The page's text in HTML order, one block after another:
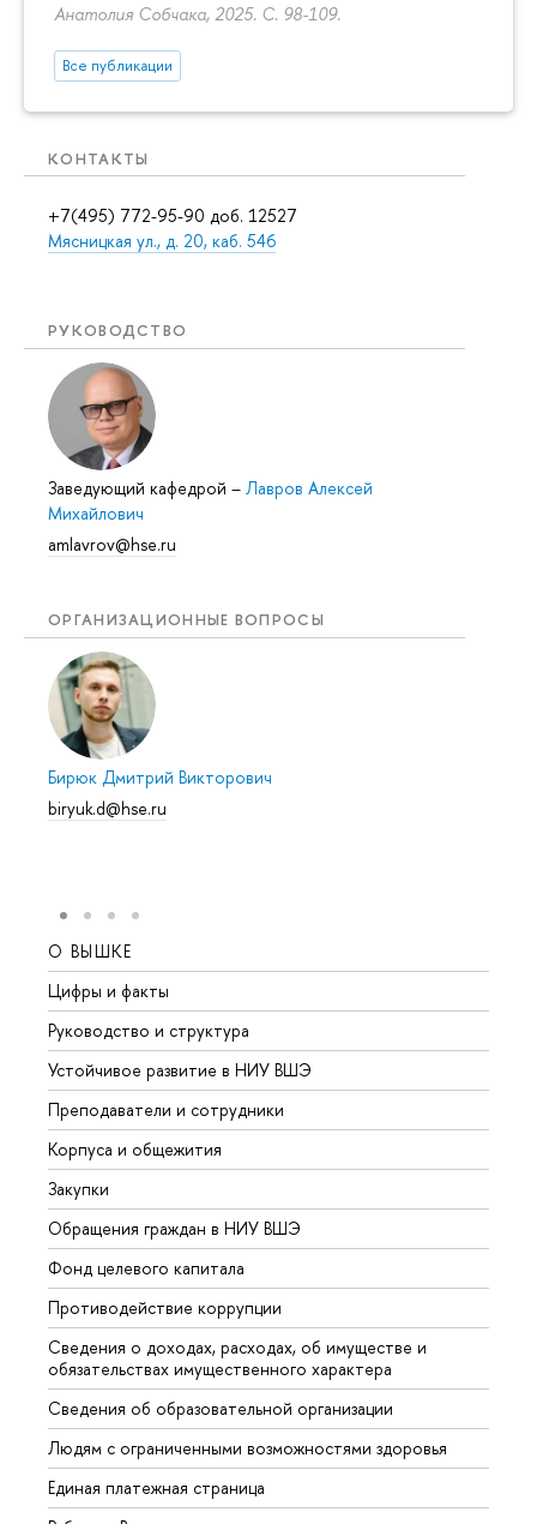
Анатолия Собчака, 2025. С. 98-109.
Все публикации
КОНТАКТЫ
+7(495) 772-95-90 доб. 12527
Мясницкая ул., д. 20, каб. 546
РУКОВОДСТВО
Заведующий кафедрой – Лавров Алексей
Михайлович
amlavrov@hse.ru
ОРГАНИЗАЦИОННЫЕ ВОПРОСЫ
Бирюк Дмитрий Викторович
biryuk.d@hse.ru
О ВЫШКЕ
Цифры и факты
Руководство и структура
Устойчивое развитие в НИУ ВШЭ
Преподаватели и сотрудники
Корпуса и общежития
Закупки
Обращения граждан в НИУ ВШЭ
Фонд целевого капитала
Противодействие коррупции
Сведения о доходах, расходах, об имуществе и
обязательствах имущественного характера
Сведения об образовательной организации
Людям с ограниченными возможностями здоровья
Единая платежная страница